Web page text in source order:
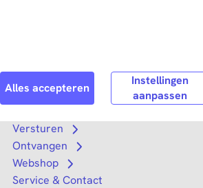
Search
Versturen
Open submenu
Ontvangen
Open submenu
Webshop
Open submenu
Service & Contact